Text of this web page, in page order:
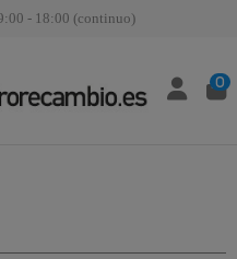
- 18:00 (continuo)
0